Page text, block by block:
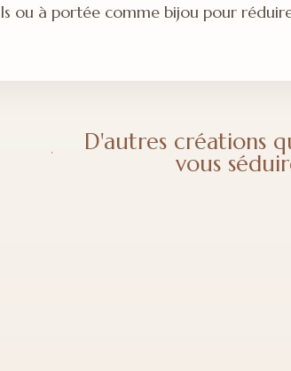
ou à portée comme bijou pour
D'autres créations
vous